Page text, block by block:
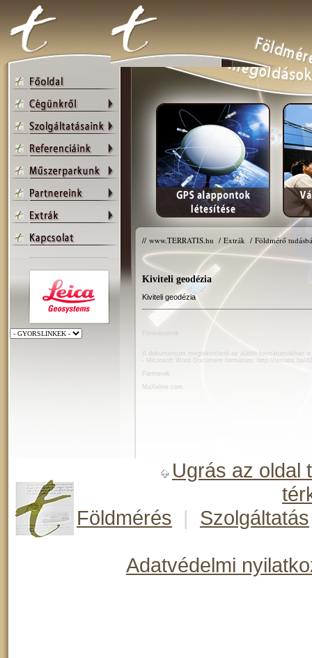
// www.TERRATIS.hu / Extrák / Földmérő
Kiviteli geodézia
Kiviteli geodézia
A dokumentum megtekinthető az alábbi formátumokban
- Microsoft Word Document formátum:
http://terratis.hu/
Partnerek
MaXeline.com
Ugrás az oldal
Földmérés
| Szolgáltatás
Adatvédelmi